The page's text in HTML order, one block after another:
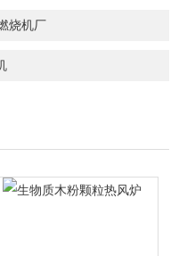
烧机厂